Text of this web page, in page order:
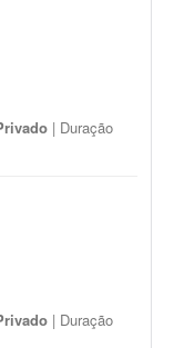
| Duração
| Duração